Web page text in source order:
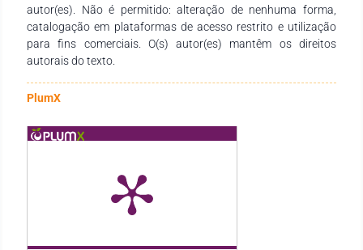
autor(es). Não é permitido: alteração de nenhuma forma,
catalogação em plataformas de acesso restrito e utilização
para fins comerciais. O(s) autor(es) mantêm os direitos
autorais do texto.
PlumX